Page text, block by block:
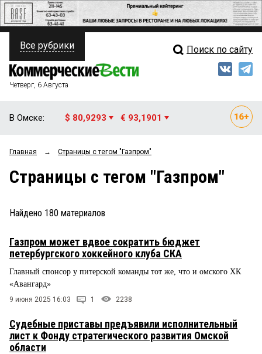
ПОЛИТИКА
ФИНАНСЫ
ОБЩЕСТВО
ЗАКОН
НОВОСТИ КОМПАНИЙ
СТИЛЬ ЖИЗНИ
Свежий выпуск
Рейтинги
Все рубрики Поиск по сайту
Четверг, 6 Августа
В Омске: $ 80,9293 € 93,1901
Главная → Страницы c тегом "Газпром"
Страницы c тегом "Газпром"
Найдено 180 материалов
Газпром может вдвое сократить бюджет
петербургского хоккейного клуба СКА
Главный спонсор у питерской команды тот же, что и омского ХК
«Авангард»
9 июня 2025 16:03 1 2238
Судебные приставы предъявили исполнительный
лист к Фонду стратегического развития Омской
области